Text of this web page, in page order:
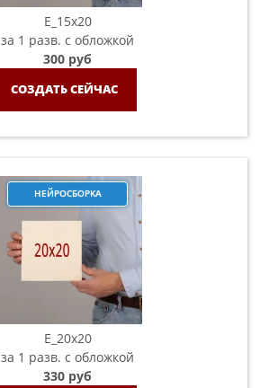
E_15х20
за 1 разв. с обложкой
300 руб
СОЗДАТЬ СЕЙЧАС
НЕЙРОСБОРКА
E_20х20
за 1 разв. с обложкой
330 руб